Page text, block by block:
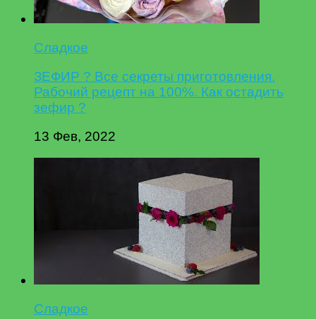
Сладкое
ЗЕФИР ? Все секреты приготовления.
Рабочий рецепт на 100%. Как остадить
зефир ?
13 Фев, 2022
Сладкое